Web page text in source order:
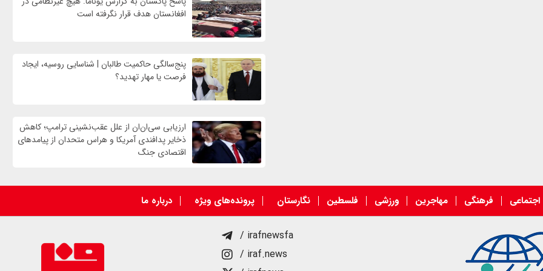
افغانستان هدف قرار نگرفته است
پنج‌سالگی حاکمیت طالبان | شناسایی روسیه، ایجاد
فرصت‌ یا مهار تهدید؟
ارزیابی سی‌ان‌ان از علل عقب‌نشینی ترامپ؛ کاهش
ذخایر پدافندی آمریکا و هراس متحدان از پیامدهای
اقتصادی جنگ
اجتماعی فرهنگی مهاجرین ورزشی فلسطین نگارستان پرونده‌های ویژه درباره ما
/ irafnewsfa
/ iraf.news